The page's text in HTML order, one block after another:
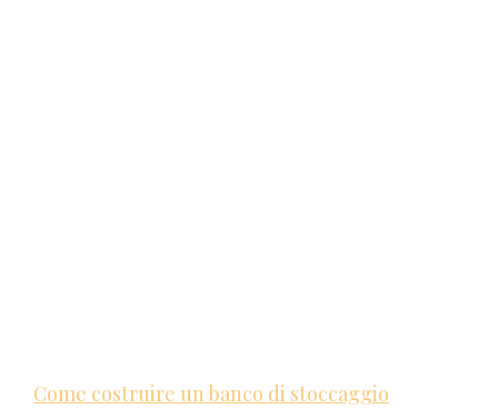
Come costruire un banco di stoccaggio